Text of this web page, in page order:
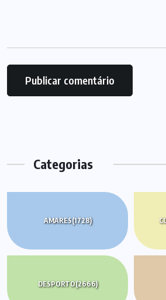
Categorias
AMARES(1728)
DESPORTO(2666)